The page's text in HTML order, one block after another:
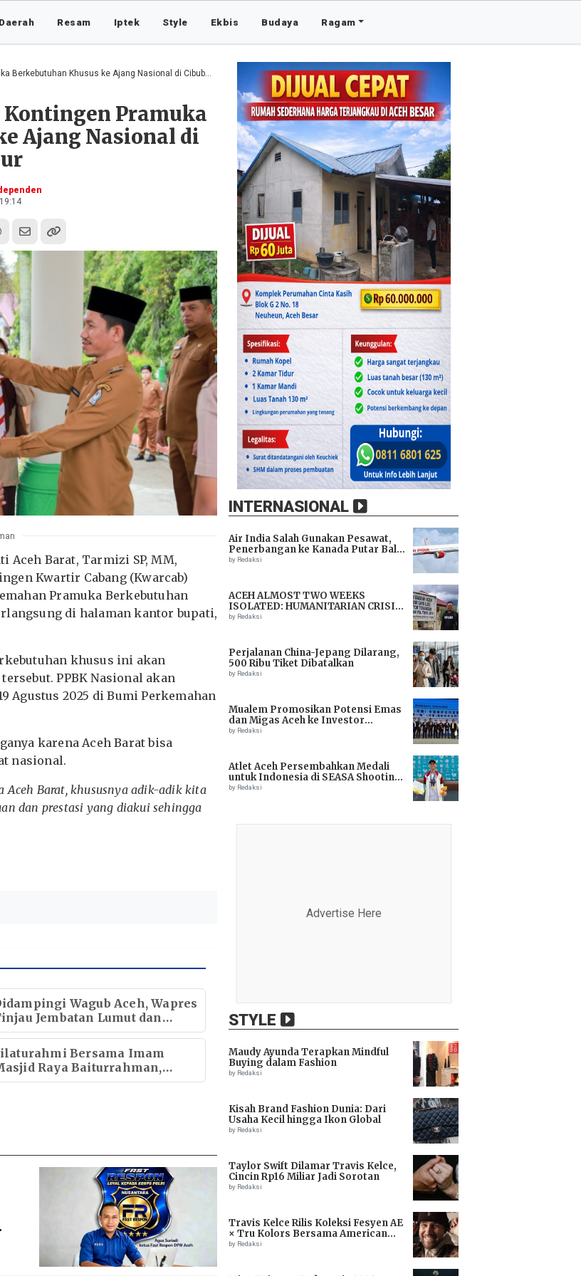
Daerah Resam Iptek Style Ekbis Budaya Ragam
Berkebutuhan Khusus ke Ajang Nasional di Cibubur
Kontingen Pramuka
Ajang Nasional di
Aceh Barat, Tarmizi SP, MM,
Kwartir Cabang (Kwarcab)
Pramuka Berkebutuhan
di halaman kantor bupati,
khusus ini akan
PPBK Nasional akan
Agustus 2025 di Bumi Perkemahan
karena Aceh Barat bisa
nasional.
Aceh Barat, khususnya adik-adik kita
dan prestasi yang diakui sehingga
Wagub Aceh, Wapres
Jembatan Lumut dan
Kendawi
Bersama Imam
Raya Baiturrahman,
Aceh Perkuat Sinergi
INTERNASIONAL
Air India Salah Gunakan Pesawat,
Penerbangan ke Kanada Putar Balik
Setelah 9 Jam di Udara
by Redaksi
ACEH ALMOST TWO WEEKS
ISOLATED: HUMANITARIAN CRISIS
THREATENS LIVES, IMMEDIATE
by Redaksi
Perjalanan China-Jepang Dilarang,
500 Ribu Tiket Dibatalkan
by Redaksi
Mualem Promosikan Potensi Emas
dan Migas Aceh ke Investor
Tiongkok
by Redaksi
Atlet Aceh Persembahkan Medali
untuk Indonesia di SEASA Shooting
Championship 2025
by Redaksi
Advertise Here
STYLE
Maudy Ayunda Terapkan Mindful
Buying dalam Fashion
by Redaksi
Kisah Brand Fashion Dunia: Dari
Usaha Kecil hingga Ikon Global
by Redaksi
Taylor Swift Dilamar Travis Kelce,
Cincin Rp16 Miliar Jadi Sorotan
by Redaksi
Travis Kelce Rilis Koleksi Fesyen AE
× Tru Kolors Bersama American
Eagle
by Redaksi